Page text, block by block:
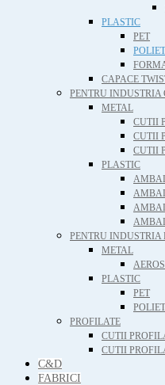
PLASTIC
PET
CAPACE
PENTRU
METAL
CUTII
CUTII
CUTII
PLASTIC
PENTRU INDUSTRIA
METAL
PLASTIC
PET
PROFILATE
CUTII
CUTII
C&D
FABRICI